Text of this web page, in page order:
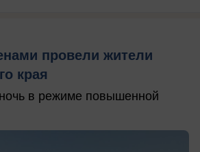
провели жители
края
в режиме повышенной